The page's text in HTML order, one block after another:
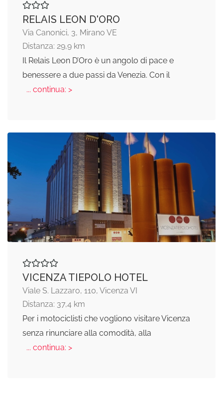
RELAIS LEON D'ORO
Via Canonici, 3, Mirano VE
Distanza: 29,9 km
Il Relais Leon D’Oro è un angolo di pace e
benessere a due passi da Venezia. Con il
... continua: >
VICENZA TIEPOLO HOTEL
Viale S. Lazzaro, 110, Vicenza VI
Distanza: 37,4 km
Per i motociclisti che vogliono visitare Vicenza
senza rinunciare alla comodità, alla
... continua: >